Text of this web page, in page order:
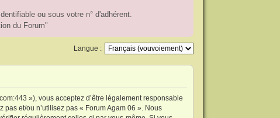
ou sous votre n° d'adhérent.
du Forum"
Langue :
»), vous acceptez d’être légalement responsable
et/ou n’utilisez pas « Forum Agam 06 ». Nous